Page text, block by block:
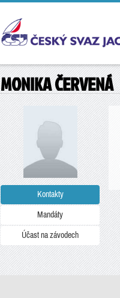
MONIKA ČERVENÁ
Kontakty
Mandáty
Účast na závodech